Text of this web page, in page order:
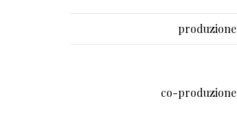
produzione
co-produzione